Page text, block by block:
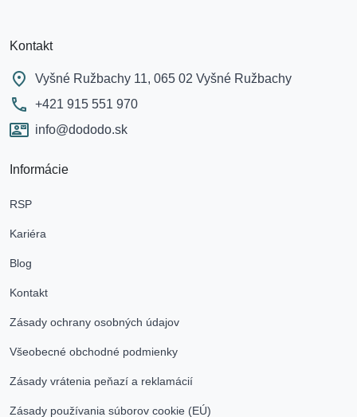
Kontakt
fmd_good Vyšné Ružbachy 11, 065 02 Vyšné Ružbachy
call +421 915 551 970
contact_mail info@dododo.sk
Informácie
RSP
Kariéra
Blog
Kontakt
Zásady ochrany osobných údajov
Všeobecné obchodné podmienky
Zásady vrátenia peňazí a reklamácií
Zásady používania súborov cookie (EÚ)